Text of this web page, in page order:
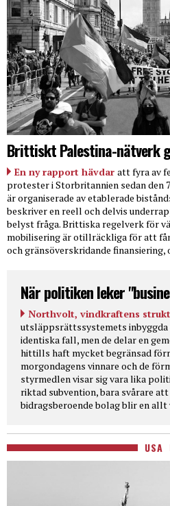
Brittiskt Palestina-nätverk
En ny rapport hävdar att fyra av
protester i Storbritannien sedan den
är organiserade av etablerade
beskriver en reell och delvis
belyst fråga. Brittiska regelverk för
mobilisering är otillräckliga för att
och gränsöverskridande finansiering,
När politiken leker
Northvolt, vindkraftens
utsläppsrättssystemets inbyggda
identiska fall, men de delar en
hittills haft mycket begränsad
morgondagens vinnare och de
styrmedlen visar sig vara lika
riktad subvention, bara svårare
bidragsberoende bolag blir en
USA